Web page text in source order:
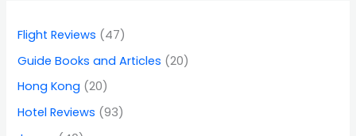
Flight Reviews (47)
Guide Books and Articles (20)
Hong Kong (20)
Hotel Reviews (93)